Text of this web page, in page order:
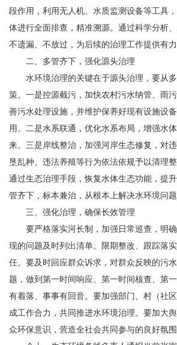
段作用，利用无人机、水质监测设备等工具
体进行全面排查，精准溯源。通过科学分析
不遗漏、不放过，为后续的治理工作提供有力
二、多管齐下，强化源头治理
水环境治理的关键在于源头治理，要从
策。一是控源截污，加快农村污水纳管、雨
善污水处理设施，并维护保养好现有设施设
用。二是水系联通，优化水系布局，增强水体
来。三是岸线整治，加强河岸生态修复，对
垦乱种、违法养殖等行为依法依规予以清理
通过生态治理手段，恢复水体生态功能，提
管齐下，标本兼治，从根本上解决水环境问题
三、强化治理，确保长效管理
要严格落实河长制，加强日常巡查，明
现的问题及时列出清单、限期整改、跟踪落
任。要及时回应群众诉求，对群众反映的污
题，做到第一时间响应、第一时间核查、第
有着落、事事有回音。要加强部门、村（社
成工作合力，共同推进水环境治理。要加大
众环保意识，营造全社会共同参与的良好氛围